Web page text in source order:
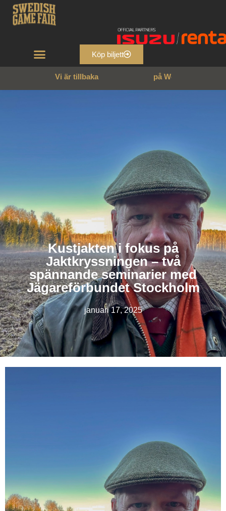
Köp biljett
Vi är tillbaka på We
Kustjakten i fokus på
Jaktkryssningen – två
spännande seminarier med
Jägareförbundet Stockholm
januari 17, 2025